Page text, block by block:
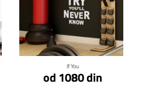
If You
od 1080 din
Klikni za detalje